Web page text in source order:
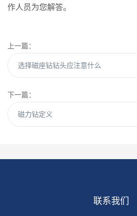
作人员为您解答。
上一篇：
选择磁座钻钻头应注意什么
下一篇：
磁力钻定义
联系我们